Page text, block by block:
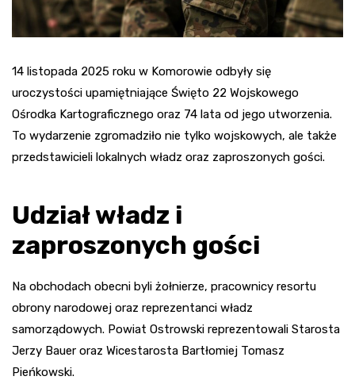
14 listopada 2025 roku w Komorowie odbyły się
uroczystości upamiętniające Święto 22 Wojskowego
Ośrodka Kartograficznego oraz 74 lata od jego utworzenia.
To wydarzenie zgromadziło nie tylko wojskowych, ale także
przedstawicieli lokalnych władz oraz zaproszonych gości.
Udział władz i
zaproszonych gości
Na obchodach obecni byli żołnierze, pracownicy resortu
obrony narodowej oraz reprezentanci władz
samorządowych. Powiat Ostrowski reprezentowali Starosta
Jerzy Bauer oraz Wicestarosta Bartłomiej Tomasz
Pieńkowski.